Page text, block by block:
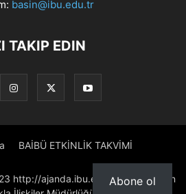
basin@ibu.edu.tr
TAKIP EDIN
BAİBÜ ETKİNLİK TAKVİMİ
http://ajanda.ibu.edu.tr/ Proje: Basın
Abone ol